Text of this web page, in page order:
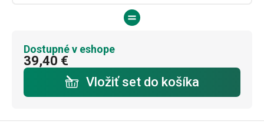
Dostupné v eshope
39,40 €
Vložiť set do košíka